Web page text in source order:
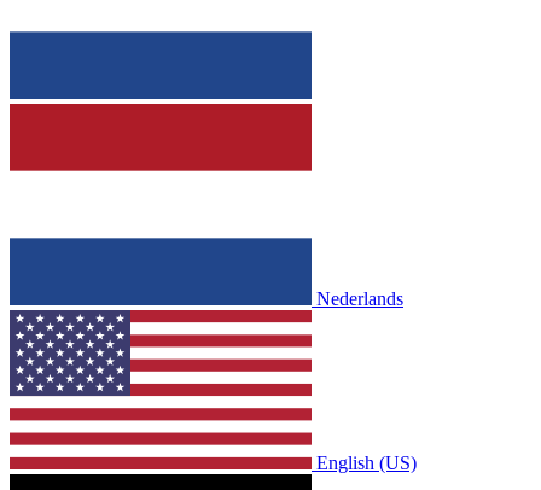
Nederlands
English (US)